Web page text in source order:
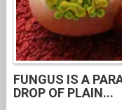
FUNGUS IS A
DROP OF PLAIN...